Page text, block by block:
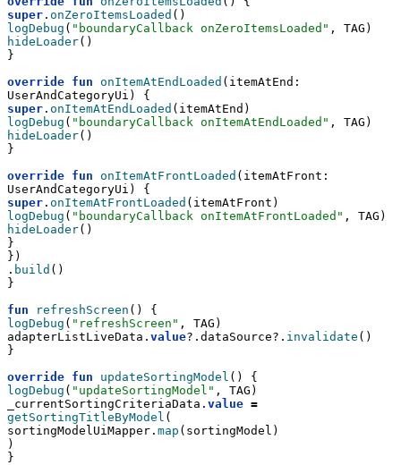
super . onZeroItemsLoaded ()
logDebug ( "boundaryCallback onZeroItemsLoaded" , TAG)
hideLoader()
}
override fun onItemAtEndLoaded (itemAtEnd:
UserAndCategoryUi) {
super . onItemAtEndLoaded (itemAtEnd)
logDebug ( "boundaryCallback onItemAtEndLoaded" , TAG)
hideLoader()
}
override fun onItemAtFrontLoaded (itemAtFront:
UserAndCategoryUi) {
super . onItemAtFrontLoaded (itemAtFront)
logDebug ( "boundaryCallback onItemAtFrontLoaded" , TAG)
hideLoader()
}
})
. build ()
}
fun
refreshScreen () {
logDebug ( "refreshScreen" , TAG)
adapterListLiveData. value?.dataSource?. invalidate ()
}
override fun updateSortingModel () {
logDebug ( "updateSortingModel" , TAG)
_currentSortingCriteriaData. value =
getSortingTitleByModel (
sortingModelUiMapper. map (sortingModel)
)
}